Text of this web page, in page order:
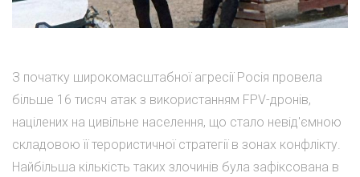
З початку широкомасштабної агресії Росія провела
більше 16 тисяч атак з використанням FPV-дронів,
націлених на цивільне населення, що стало невід'ємною
складовою її терористичної стратегії в зонах конфлікту.
Найбільша кількість таких злочинів була зафіксована в